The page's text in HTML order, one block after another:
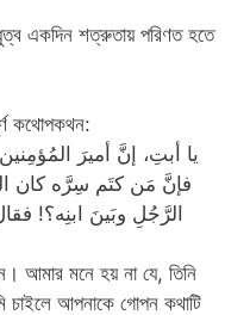
একদিন শত্রুতায় পরিণত হতে
কথোপকথন:
فإنَّ مَن كتَم سِرَّه كان
الرَّجُلِ وبَينَ ابنِه؟!
আমার মনে হয় না যে, তিনি
চাইলে আপনাকে গোপন কথাটি